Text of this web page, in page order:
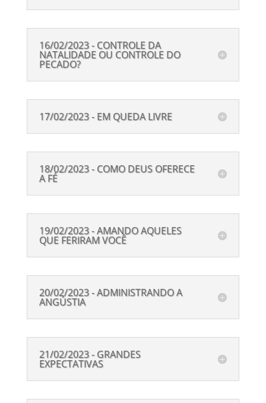
16/02/2023 - CONTROLE DA
NATALIDADE OU CONTROLE DO
PECADO?
17/02/2023 - EM QUEDA LIVRE
18/02/2023 - COMO DEUS OFERECE
A FÉ
19/02/2023 - AMANDO AQUELES
QUE FERIRAM VOCÊ
20/02/2023 - ADMINISTRANDO A
ANGÚSTIA
21/02/2023 - GRANDES
EXPECTATIVAS